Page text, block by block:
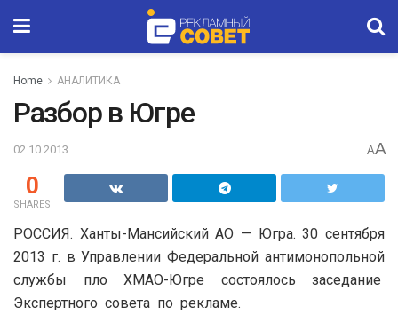
Home АНАЛИТИКА
Разбор в Югре
02.10.2013 AA
0
SHARES
РОССИЯ. Ханты-Мансийский АО — Югра. 30 сентября
2013 г. в Управлении Федеральной антимонопольной
службы пло ХМАО-Югре состоялось заседание
Экспертного совета по рекламе.